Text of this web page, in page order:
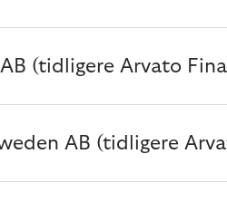
(tidligere Arvato
AB (tidligere